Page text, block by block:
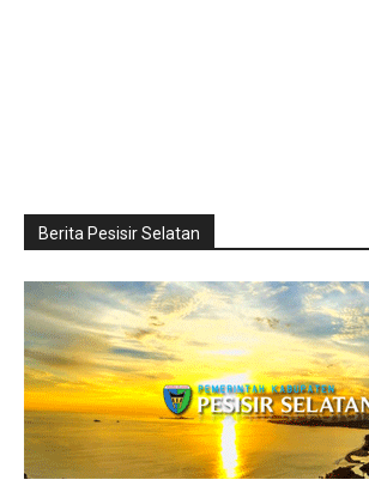
Berita Pesisir Selatan